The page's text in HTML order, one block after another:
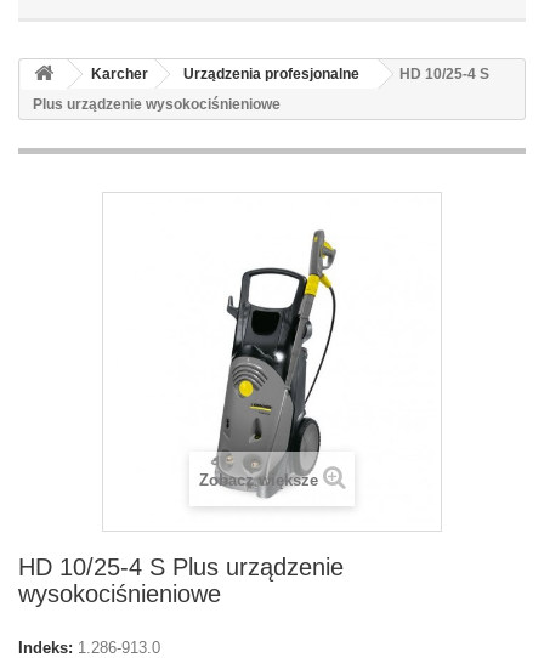
Karcher Urządzenia profesjonalne
HD 10/25-4 S
Plus urządzenie wysokociśnieniowe
Zobacz większe
HD 10/25-4 S Plus urządzenie
wysokociśnieniowe
Indeks: 1.286-913.0